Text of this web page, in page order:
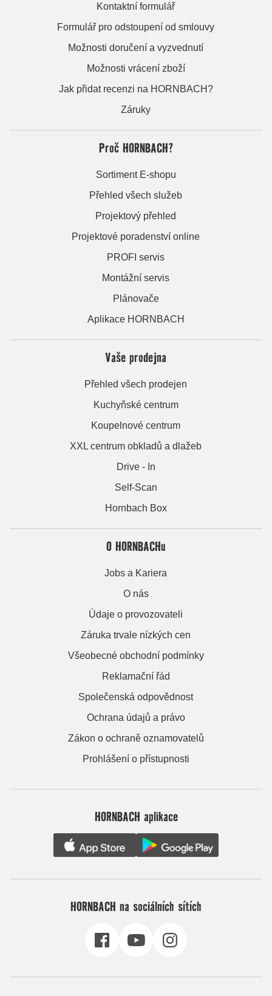
Kontaktní formulář
Formulář pro odstoupení od smlouvy
Možnosti doručení a vyzvednutí
Možnosti vrácení zboží
Jak přidat recenzi na HORNBACH?
Záruky
Proč HORNBACH?
Sortiment E-shopu
Přehled všech služeb
Projektový přehled
Projektové poradenství online
PROFI servis
Montážní servis
Plánovače
Aplikace HORNBACH
Vaše prodejna
Přehled všech prodejen
Kuchyňské centrum
Koupelnové centrum
XXL centrum obkladů a dlažeb
Drive - In
Self-Scan
Hornbach Box
O HORNBACHu
Jobs a Kariera
O nás
Údaje o provozovateli
Záruka trvale nízkých cen
Všeobecné obchodní podmínky
Reklamační řád
Společenská odpovědnost
Ochrana údajů a právo
Zákon o ochraně oznamovatelů
Prohlášení o přístupnosti
HORNBACH aplikace
HORNBACH na sociálních sítích